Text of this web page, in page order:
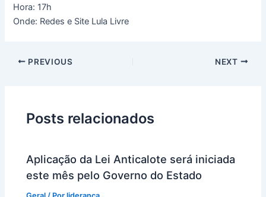
Hora: 17h
Onde: Redes e Site Lula Livre
PREVIOUS NEXT
Posts relacionados
Aplicação da Lei Anticalote será iniciada
este mês pelo Governo do Estado